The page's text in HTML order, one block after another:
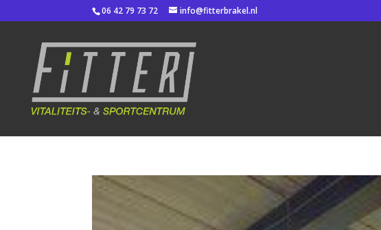
06 42 79 73 72 info@fitterbrakel.nl